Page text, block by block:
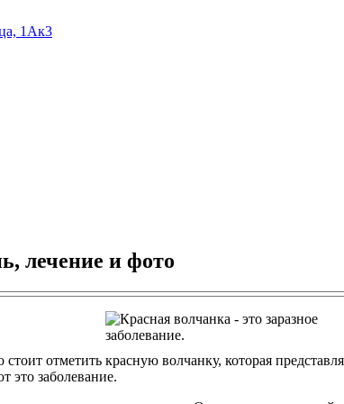
1Ак3
лечение и фото
отметить красную волчанку, которая
это заболевание.